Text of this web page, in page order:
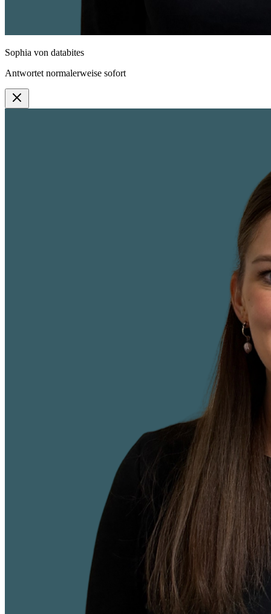
Sophia von databites
Antwortet normalerweise sofort